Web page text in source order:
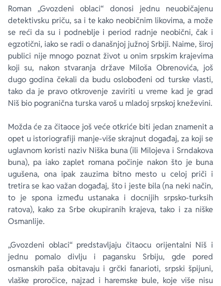
Roman „Gvozdeni oblaci“ donosi jednu neuobičajenu
detektivsku priču, sa i te kako neobičnim likovima, a može
se reći da su i podneblje i period radnje neobični, čak i
egzotični, iako se radi o današnjoj južnoj Srbiji. Naime, široj
publici nije mnogo poznat život u onim srpskim krajevima
koji su, nakon stvaranja države Miloša Obrenovića, još
dugo godina čekali da budu oslobođeni od turske vlasti,
tako da je pravo otkrovenje zaviriti u vreme kad je grad
Niš bio pogranična turska varoš u mladoj srpskoj kneževini.
Možda će za čitaoce još veće otkriće biti jedan znamenit a
opet u istoriografiji manje-više skrajnut događaj, za koji se
uglavnom koristi naziv Niška buna (ili Milojeva i Srndakova
buna), pa iako zaplet romana počinje nakon što je buna
ugušena, ona ipak zauzima bitno mesto u celoj priči i
tretira se kao važan događaj, što i jeste bila (na neki način,
to je spona između ustanaka i docnijih srpsko-turksih
ratova), kako za Srbe okupiranih krajeva, tako i za niške
Osmanlije.
„Gvozdeni oblaci“ predstavljaju čitaocu orijentalni Niš i
jednu pomalo divlju i pagansku Srbiju, gde pored
osmanskih paša obitavaju i grčki fanarioti, srpski špijuni,
vlaške proročice, najzad i haremske bule, koje više nisu